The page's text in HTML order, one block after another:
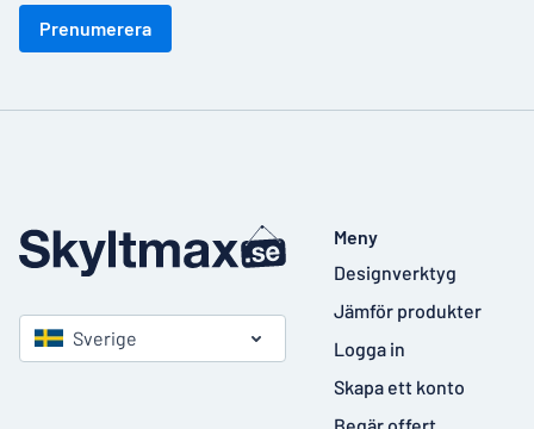
Prenumerera
Sverige
Meny
Designverktyg
Jämför produkter
Logga in
Skapa ett konto